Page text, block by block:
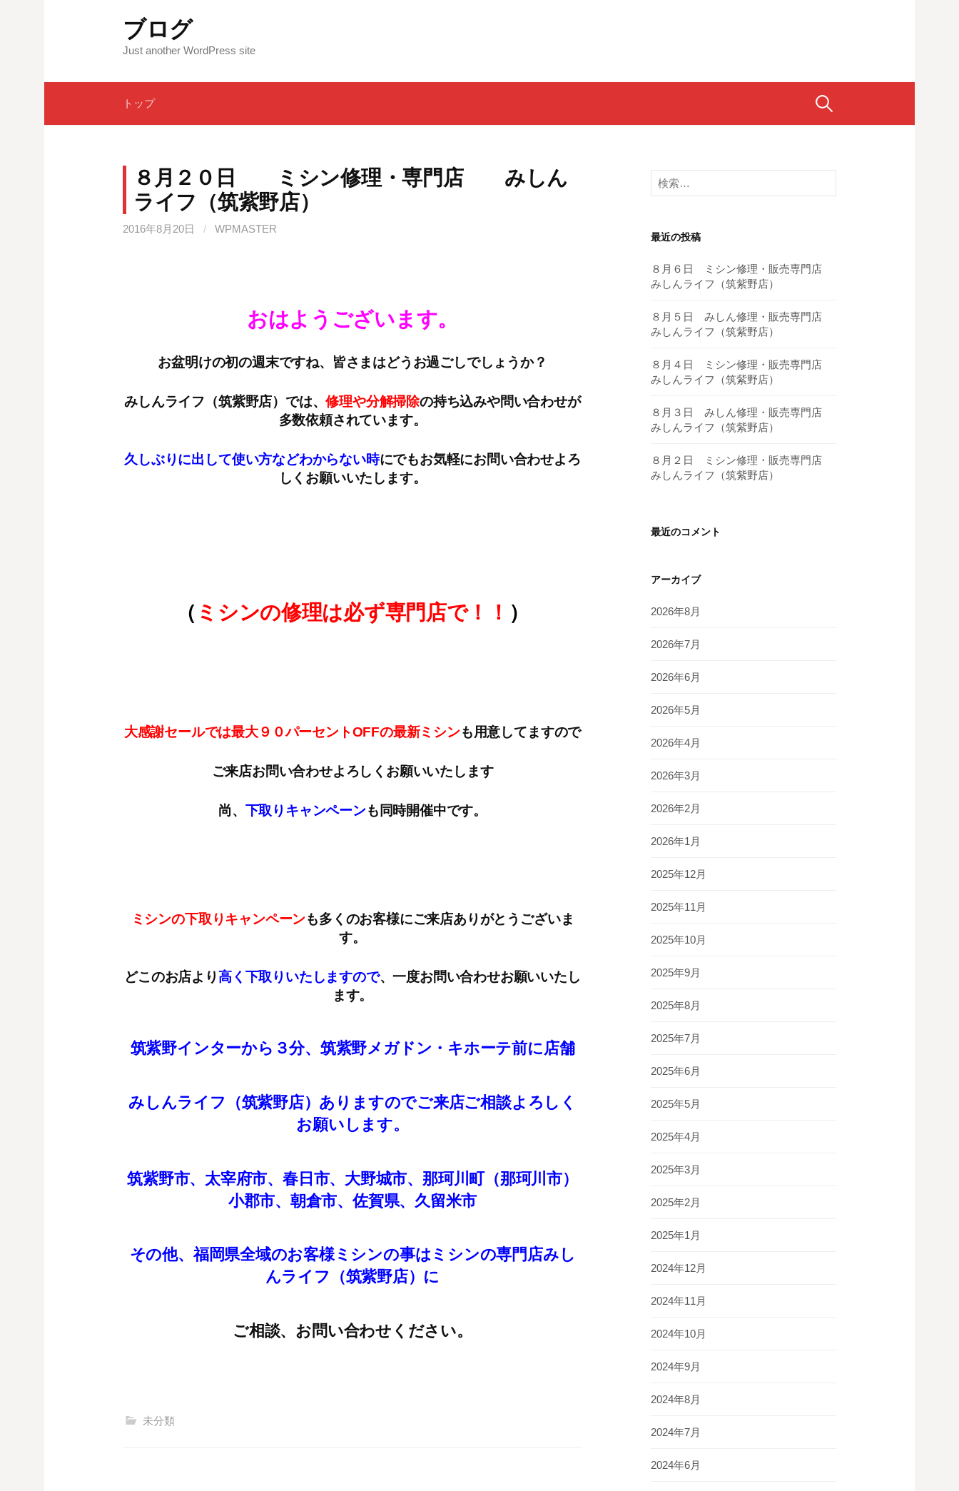
ツ
ス
ブログ
Just another WordPress site
トップ 検
８月２０日 ミシン修理・専門店 みしん
ライフ（筑紫野店）
2016年8月20日 / WPMASTER
おはようございます。
お盆明けの初の週末ですね、皆さまはどうお過ごしでしょうか？
みしんライフ（筑紫野店）では、修理や分解掃除の持ち込みや問い合わせが
多数依頼されています。
久しぶりに出して使い方などわからない時にでもお気軽にお問い合わせよろ
しくお願いいたします。
（ ミシンの修理は必ず専門店で！！ ）
大感謝セールでは最大９０パーセントOFFの最新ミシンも用意してますので
ご来店お問い合わせよろしくお願いいたします
尚、 下取りキャンペーンも同時開催中です。
ミシンの下取りキャンペーンも多くのお客様にご来店ありがとうございま
す。
どこのお店より高く下取りいたしますので、一度お問い合わせお願いいたし
ます。
筑紫野インターから３分、筑紫野メガドン・キホーテ前に店舗
みしんライフ（筑紫野店）ありますのでご来店ご相談よろしく
お願いします。
筑紫野市、太宰府市、春日市、大野城市、那珂川町（那珂川市）
小郡市、朝倉市、佐賀県、久留米市
その他、福岡県全域のお客様ミシンの事はミシンの専門店みし
んライフ（筑紫野店）に
ご相談、お問い合わせください。
未分類
検
索:
最近の投稿
８月６日 ミシン修理・販売専門店
みしんライフ（筑紫野店）
８月５日 みしん修理・販売専門店
みしんライフ（筑紫野店）
８月４日 ミシン修理・販売専門店
みしんライフ（筑紫野店）
８月３日 みしん修理・販売専門店
みしんライフ（筑紫野店）
８月２日 ミシン修理・販売専門店
みしんライフ（筑紫野店）
最近のコメント
アーカイブ
2026年8月
2026年7月
2026年6月
2026年5月
2026年4月
2026年3月
2026年2月
2026年1月
2025年12月
2025年11月
2025年10月
2025年9月
2025年8月
2025年7月
2025年6月
2025年5月
2025年4月
2025年3月
2025年2月
2025年1月
2024年12月
2024年11月
2024年10月
2024年9月
2024年8月
2024年7月
2024年6月